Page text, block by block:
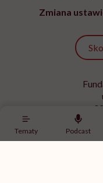
Tematy Podcast
Zmiana